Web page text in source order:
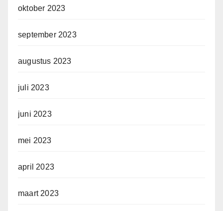
oktober 2023
september 2023
augustus 2023
juli 2023
juni 2023
mei 2023
april 2023
maart 2023